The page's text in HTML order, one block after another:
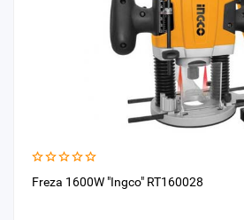
Freza 1600W "Ingco" RT160028